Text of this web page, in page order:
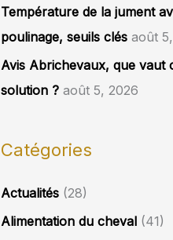
Température de la jument
poulinage, seuils clés août
Avis Abrichevaux, que vaut
solution ? août 5, 2026
Catégories
Actualités (28)
Alimentation du cheval (41)